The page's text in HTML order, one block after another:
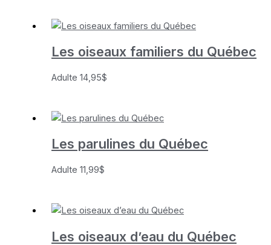
Les oiseaux familiers du Québec
Adulte14,95$
Les parulines du Québec
Adulte11,99$
Les oiseaux d’eau du Québec